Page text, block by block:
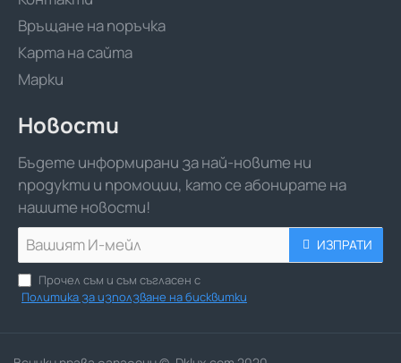
Връщане на поръчка
Карта на сайта
Марки
Новости
Бъдете информирани за най-новите ни
продукти и промоции, като се абонирате на
нашите новости!
И-
мейл
ИЗПРАТИ
Прочел съм и съм съгласен с
Политика за използване на бисквитки